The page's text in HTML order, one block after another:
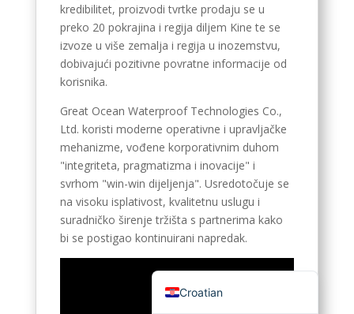
kredibilitet, proizvodi tvrtke prodaju se u
preko 20 pokrajina i regija diljem Kine te se
izvoze u više zemalja i regija u inozemstvu,
dobivajući pozitivne povratne informacije od
korisnika.
Great Ocean Waterproof Technologies Co.,
Ltd. koristi moderne operativne i upravljačke
mehanizme, vođene korporativnim duhom
"integriteta, pragmatizma i inovacije" i
svrhom "win-win dijeljenja". Usredotočuje se
na visoku isplativost, kvalitetnu uslugu i
suradničko širenje tržišta s partnerima kako
bi se postigao kontinuirani napredak.
Croatian
Hindi
Japanese
Korean
Indonesian
German
French
English (South Africa)
Italian
Russian